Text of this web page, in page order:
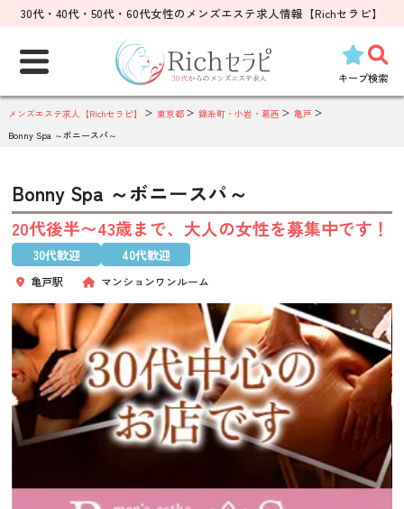
30代・40代・50代・60代女性のメンズエステ求人情報【Richセラピ】
キープ検索
索:
メンズエステ求人【Richセラピ】 東京都 錦糸町・小岩・葛西
亀戸
Bonny Spa ～ボニースパ～
Bonny Spa ～ボニースパ～
20代後半〜43歳まで、大人の女性を募集中です！
30代歓迎 40代歓迎
亀戸駅 マンションワンルーム